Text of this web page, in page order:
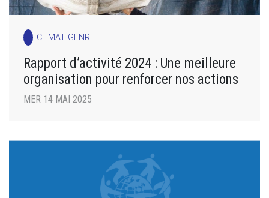
CLIMAT GENRE
Rapport d’activité 2024 : Une meilleure
organisation pour renforcer nos actions
MER 14 MAI 2025